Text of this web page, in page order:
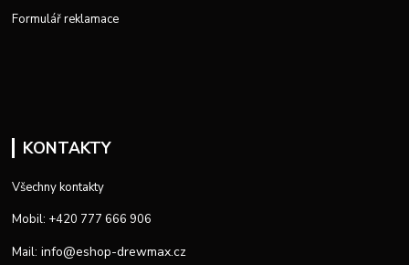
Formulář reklamace
KONTAKTY
Všechny kontakty
Mobil: +420 777 666 906
Mail: info@eshop-drewmax.cz